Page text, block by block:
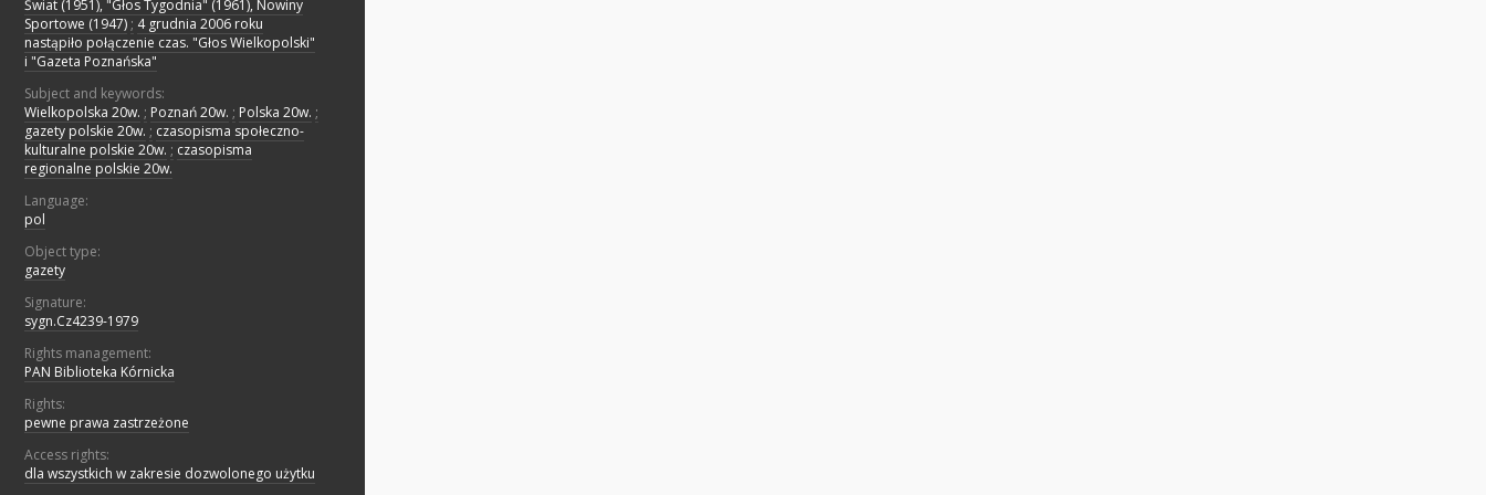
Świat (1951), "Głos Tygodnia" (1961), Nowiny
Sportowe (1947) ; 4 grudnia 2006 roku
nastąpiło połączenie czas. "Głos Wielkopolski"
i "Gazeta Poznańska"
Subject and keywords:
Wielkopolska 20w. ; Poznań 20w. ; Polska 20w. ;
gazety polskie 20w. ; czasopisma społeczno-
kulturalne polskie 20w. ; czasopisma
regionalne polskie 20w.
Language:
pol
Object type:
gazety
Signature:
sygn.Cz4239-1979
Rights management:
PAN Biblioteka Kórnicka
Rights:
pewne prawa zastrzeżone
Access rights:
dla wszystkich w zakresie dozwolonego użytku